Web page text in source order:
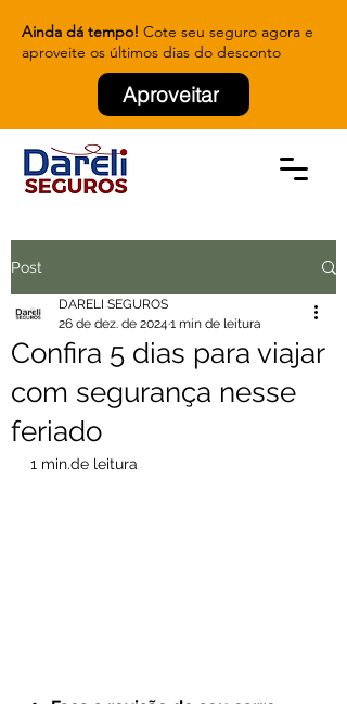
Ainda dá tempo! Cote seu seguro agora e
aproveite os últimos dias do desconto
Aproveitar
Post
Confira 5 dias para viajar
com segurança nesse
feriado
DARELI SEGUROS
26 de dez. de 2024 1 min de leitura
1 min.de leitura